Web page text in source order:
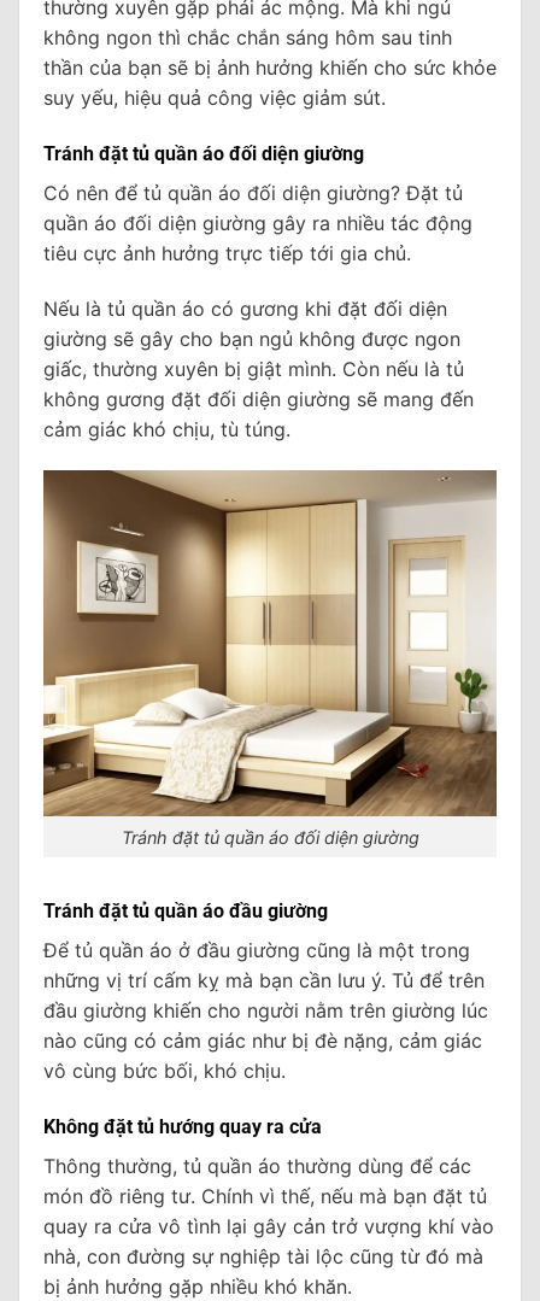
thường xuyên gặp phải ác mộng. Mà khi ngủ
không ngon thì chắc chắn sáng hôm sau tinh
thần của bạn sẽ bị ảnh hưởng khiến cho sức khỏe
suy yếu, hiệu quả công việc giảm sút.
Tránh đặt tủ quần áo đối diện giường
Có nên để tủ quần áo đối diện giường? Đặt tủ
quần áo đối diện giường gây ra nhiều tác động
tiêu cực ảnh hưởng trực tiếp tới gia chủ.
Nếu là tủ quần áo có gương khi đặt đối diện
giường sẽ gây cho bạn ngủ không được ngon
giấc, thường xuyên bị giật mình. Còn nếu là tủ
không gương đặt đối diện giường sẽ mang đến
cảm giác khó chịu, tù túng.
Tránh đặt tủ quần áo đối diện giường
Tránh đặt tủ quần áo đầu giường
Để tủ quần áo ở đầu giường cũng là một trong
những vị trí cấm kỵ mà bạn cần lưu ý. Tủ để trên
đầu giường khiến cho người nằm trên giường lúc
nào cũng có cảm giác như bị đè nặng, cảm giác
vô cùng bức bối, khó chịu.
Không đặt tủ hướng quay ra cửa
Thông thường, tủ quần áo thường dùng để các
món đồ riêng tư. Chính vì thế, nếu mà bạn đặt tủ
quay ra cửa vô tình lại gây cản trở vượng khí vào
nhà, con đường sự nghiệp tài lộc cũng từ đó mà
bị ảnh hưởng gặp nhiều khó khăn.